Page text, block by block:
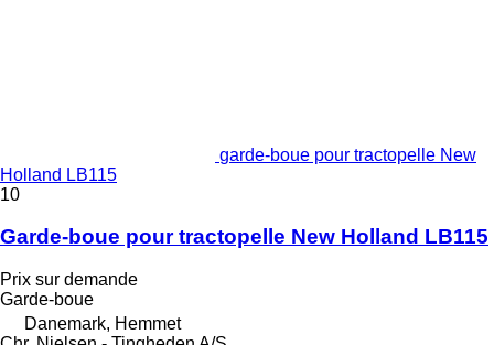
garde-boue pour tractopelle New
Holland LB115
10
Garde-boue pour tractopelle New Holland LB115
Prix sur demande
Garde-boue
Danemark, Hemmet